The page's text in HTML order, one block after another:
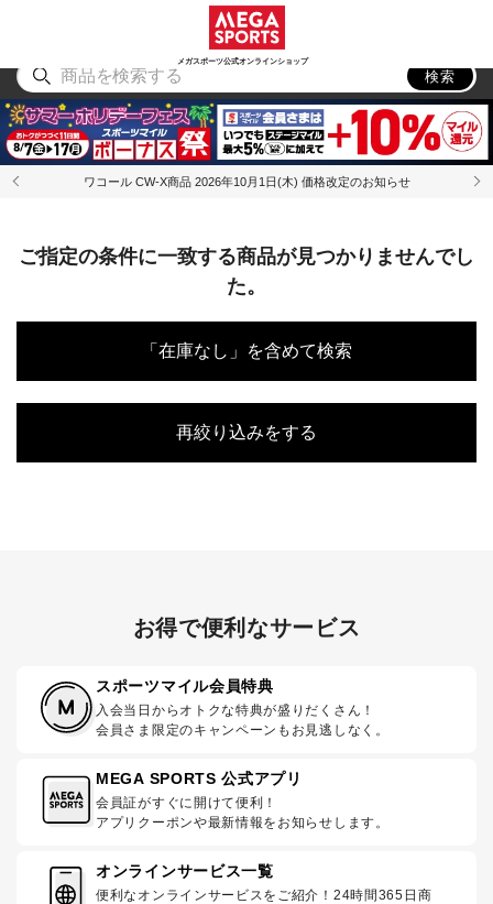
メガスポーツ公式オンラインショップ
アウトドア
検索
ワコール CW-X商品 2026年10月1日(木) 価格改定のお知らせ
ご指定の条件に一致する商品が見つかりませんでし
た。
「在庫なし」を含めて検索
再絞り込みをする
お得で便利なサービス
スポーツマイル会員特典
入会当日からオトクな特典が盛りだくさん！
会員さま限定のキャンペーンもお見逃しなく。
MEGA SPORTS 公式アプリ
会員証がすぐに開けて便利！
アプリクーポンや最新情報をお知らせします。
オンラインサービス一覧
便利なオンラインサービスをご紹介！24時間365日商